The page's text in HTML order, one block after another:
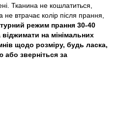
Тканина не кошлатиться,
втрачає колір після прання,
режим прання 30-40
віджимати на мінімальних
щодо розміру, будь ласка,
або зверніться за